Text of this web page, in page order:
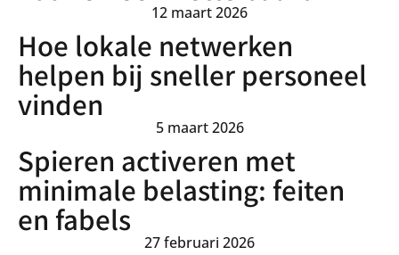
12 maart 2026
Hoe lokale netwerken
helpen bij sneller personeel
vinden
5 maart 2026
Spieren activeren met
minimale belasting: feiten
en fabels
27 februari 2026